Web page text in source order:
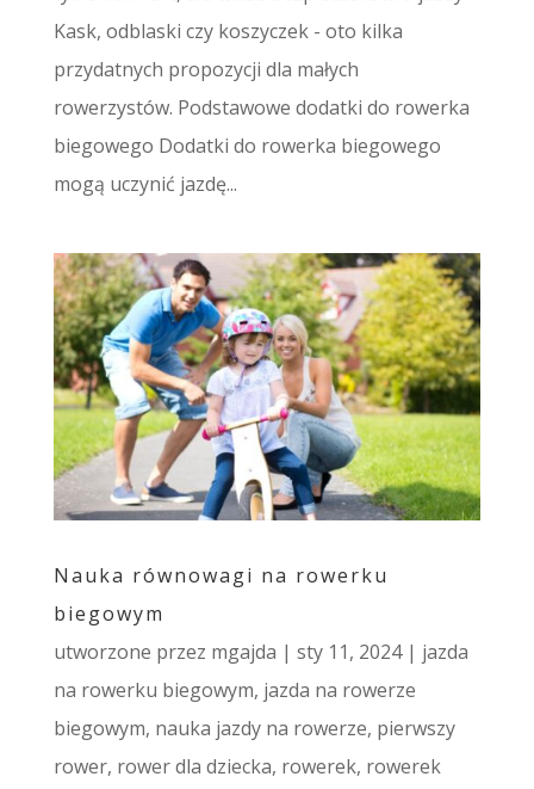
Kask, odblaski czy koszyczek - oto kilka
przydatnych propozycji dla małych
rowerzystów. Podstawowe dodatki do rowerka
biegowego Dodatki do rowerka biegowego
mogą uczynić jazdę...
Nauka równowagi na rowerku
biegowym
utworzone przez mgajda | sty 11, 2024| jazda
na rowerku biegowym, jazda na rowerze
biegowym, nauka jazdy na rowerze, pierwszy
rower, rower dla dziecka, rowerek, rowerek